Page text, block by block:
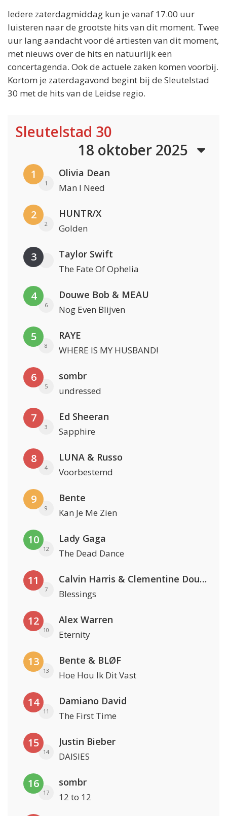
Iedere zaterdagmiddag kun je vanaf 17.00 uur
luisteren naar de grootste hits van dit moment. Twee
uur lang aandacht voor dé artiesten van dit moment,
met nieuws over de hits en natuurlijk een
concertagenda. Ook de actuele zaken komen voorbij.
Kortom je zaterdagavond begint bij de Sleutelstad
30 met de hits van de Leidse regio.
Sleutelstad 30
18 oktober 2025
1
1
Olivia Dean
Man I Need
2
2
HUNTR/X
Golden
3 Taylor Swift
The Fate Of Ophelia
4
6
Douwe Bob & MEAU
Nog Even Blijven
5
8
RAYE
WHERE IS MY HUSBAND!
6
5
sombr
undressed
7
3
Ed Sheeran
Sapphire
8
4
LUNA & Russo
Voorbestemd
9
9
Bente
Kan Je Me Zien
10
12
Lady Gaga
The Dead Dance
11
7
Calvin Harris & Clementine Douglas
Blessings
12
10
Alex Warren
Eternity
13
13
Bente & BLØF
Hoe Hou Ik Dit Vast
14
11
Damiano David
The First Time
15
14
Justin Bieber
DAISIES
16
17
sombr
12 to 12